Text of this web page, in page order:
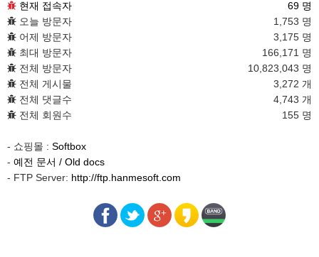
현재 접속자
69 명
오늘 방문자
1,753 명
어제 방문자
3,175 명
최대 방문자
166,171 명
전체 방문자
10,823,043 명
전체 게시물
3,272 개
전체 댓글수
4,743 개
전체 회원수
155 명
- 쇼핑몰 : Softbox
- 예전 문서 / Old docs
- FTP Server: http://ftp.hanmesoft.com